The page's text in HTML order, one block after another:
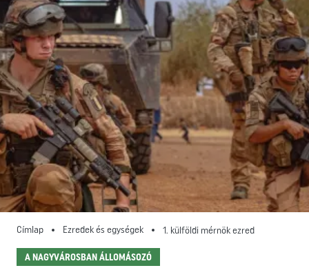
Címlap Ezredek és egységek 1. külföldi mérnök ezred
A NAGYVÁROSBAN ÁLLOMÁSOZÓ